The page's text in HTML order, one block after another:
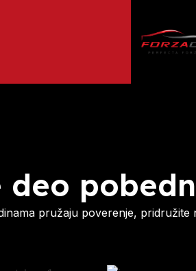
deo
pružaju poverenje,